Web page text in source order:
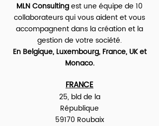
MLN Consultingest une équipe de 10
collaborateurs qui vous aident et vous
accompagnent dans la création et la
gestion de votre société.
En Belgique, Luxembourg, France, UK et
Monaco.
FRANCE
25, bld de la
République
59170 Roubaix